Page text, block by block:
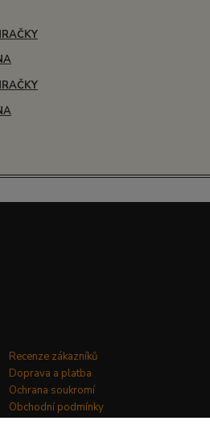
Recenze zákazníků
Doprava a platba
Ochrana soukromí
Obchodní podmínky